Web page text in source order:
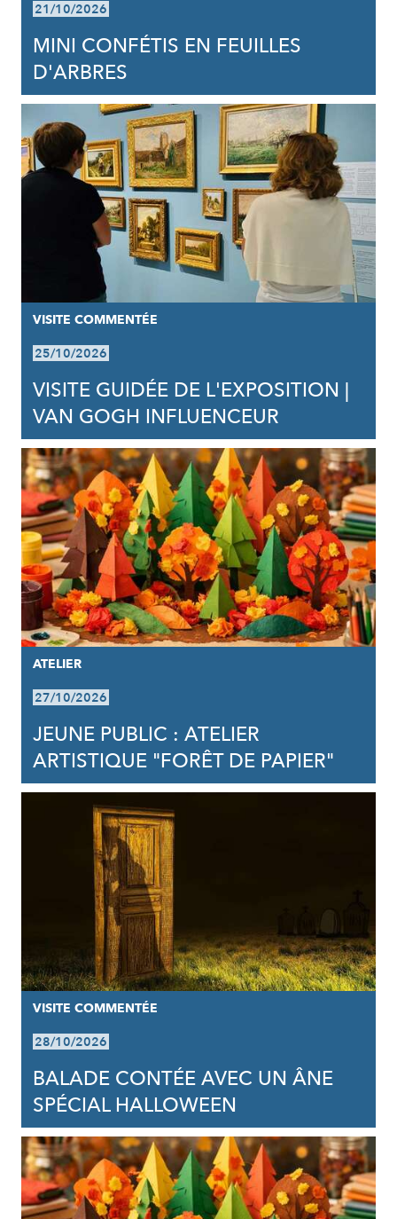
21/10/2026
MINI CONFÉTIS EN FEUILLES
D'ARBRES
VISITE COMMENTÉE
25/10/2026
VISITE GUIDÉE DE L'EXPOSITION |
VAN GOGH INFLUENCEUR
ATELIER
27/10/2026
JEUNE PUBLIC : ATELIER
ARTISTIQUE "FORÊT DE PAPIER"
VISITE COMMENTÉE
28/10/2026
BALADE CONTÉE AVEC UN ÂNE
SPÉCIAL HALLOWEEN